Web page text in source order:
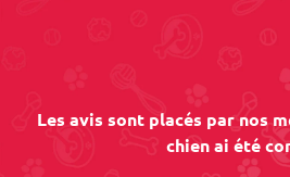
Les avis sont placés par nos
chien ai été